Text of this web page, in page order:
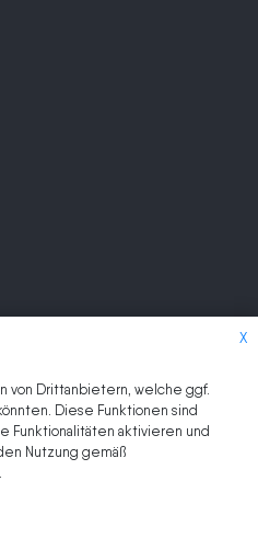
X
von Drittanbietern, welche ggf.
Diese Funktionen sind
Funktionalitäten aktivieren und
Nutzung gemäß